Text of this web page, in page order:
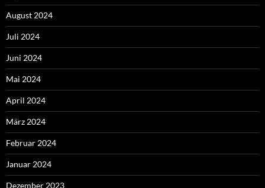
August 2024
Juli 2024
Juni 2024
Mai 2024
April 2024
März 2024
Februar 2024
Januar 2024
Dezember 2023